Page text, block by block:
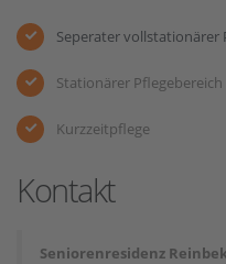
Seperater vollstationärer
Stationärer Pflegebereich
Kurzzeitpflege
Kontakt
Seniorenresidenz